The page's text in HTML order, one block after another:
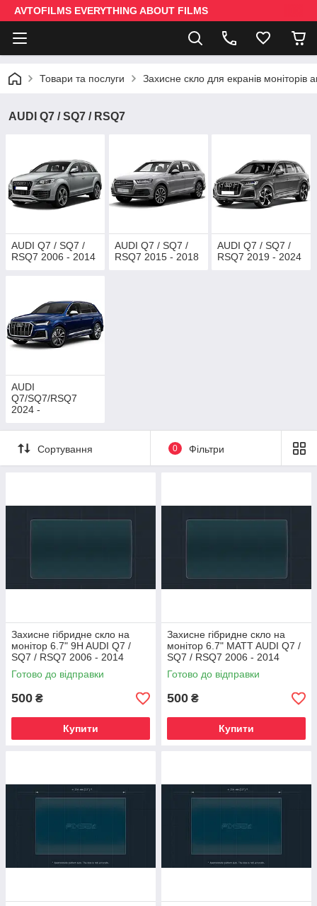
AVTOFILMS EVERYTHING ABOUT FILMS
Товари та послуги Захисне скло для екранів моніторів
AUDI Q7 / SQ7 / RSQ7
AUDI Q7 / SQ7 /
RSQ7 2006 - 2014
AUDI Q7 / SQ7 /
RSQ7 2015 - 2018
AUDI Q7 / SQ7 /
RSQ7 2019 - 2024
AUDI
Q7/SQ7/RSQ7
2024 -
Сортування 0 Фільтри
Захисне гібридне скло на
монітор 6.7" 9H AUDI Q7 /
SQ7 / RSQ7 2006 - 2014
Готово до відправки
500 ₴
Купити
Захисне гібридне скло на
монітор 6.7" MATT AUDI Q7 /
SQ7 / RSQ7 2006 - 2014
Готово до відправки
500 ₴
Купити